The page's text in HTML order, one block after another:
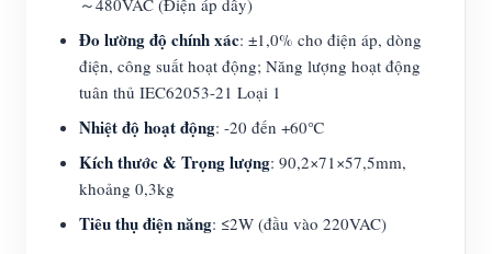
～480VAC (Điện áp dây)
Đo lường độ chính xác: ±1,0% cho điện áp, dòng
điện, công suất hoạt động; Năng lượng hoạt động
tuân thủ IEC62053-21 Loại 1
Nhiệt độ hoạt động: -20 đến +60℃
Kích thước & Trọng lượng: 90,2×71×57,5mm,
khoảng 0,3kg
Tiêu thụ điện năng: ≤2W (đầu vào 220VAC)